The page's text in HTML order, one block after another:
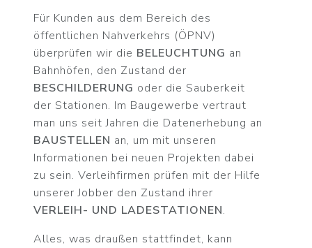
Für Kunden aus dem Bereich des
öffentlichen Nahverkehrs (ÖPNV)
überprüfen wir die BELEUCHTUNG an
Bahnhöfen, den Zustand der
BESCHILDERUNG oder die Sauberkeit
der Stationen. Im Baugewerbe vertraut
man uns seit Jahren die Datenerhebung an
BAUSTELLEN an, um mit unseren
Informationen bei neuen Projekten dabei
zu sein. Verleihfirmen prüfen mit der Hilfe
unserer Jobber den Zustand ihrer
VERLEIH- UND LADESTATIONEN.
Alles, was draußen stattfindet, kann